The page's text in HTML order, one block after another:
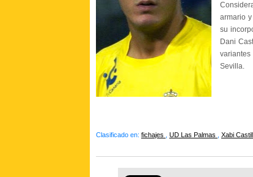
armario
su
Dani
variantes
Sevilla.
Clasificado en: fichajes UD Las Palmas Xabi